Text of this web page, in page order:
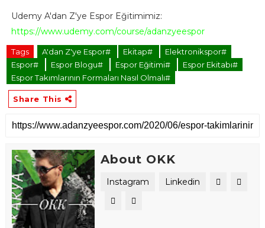
Udemy A'dan Z'ye Espor Eğitimimiz:
https://www.udemy.com/course/adanzyeespor
Tags A'dan Z'ye Espor# Ekitap#
Elektronikspor#
Espor#
Espor Blogu# Espor Eğitimi#
Espor Ekitabı#
Espor Takımlarının Formaları Nasıl Olmalı#
Share This
About OKK
Instagram Linkedin